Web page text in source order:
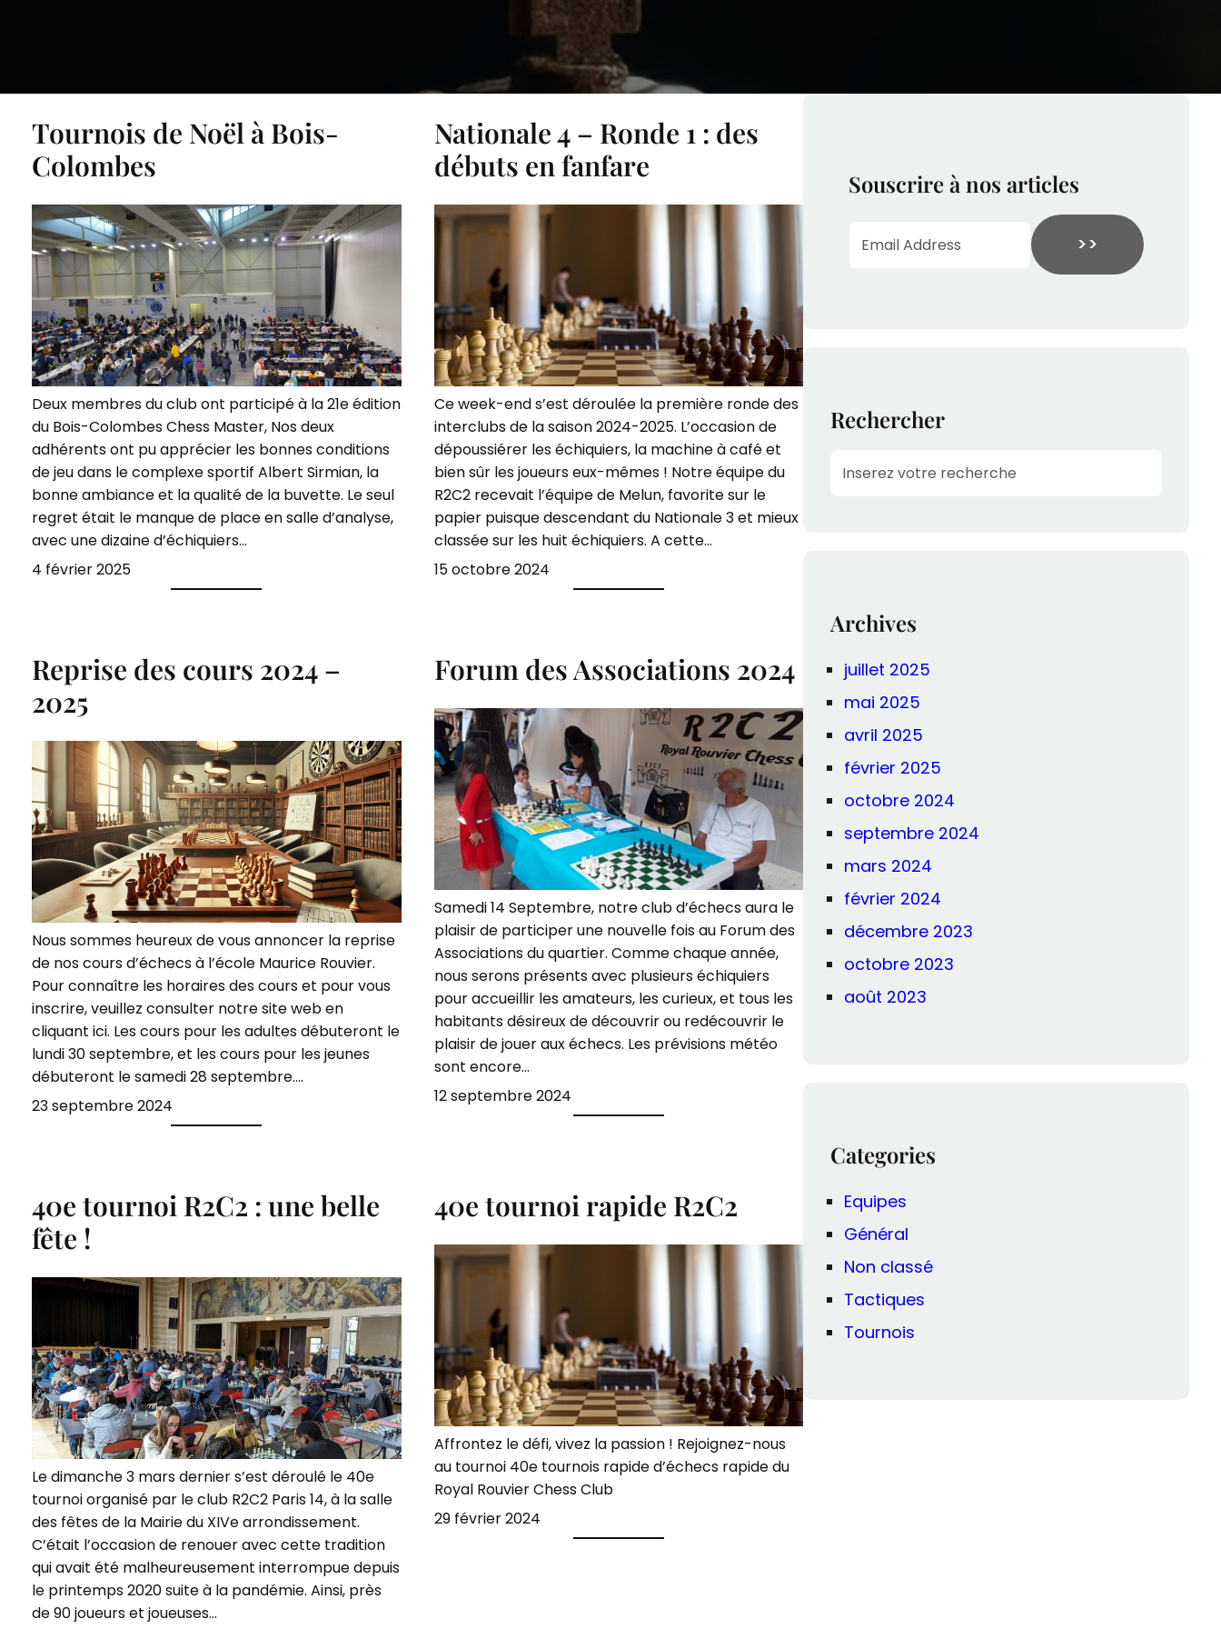
Tournois de Noël à Bois-
Colombes
Deux membres du club ont participé à la 21e édition
du Bois-Colombes Chess Master, Nos deux
adhérents ont pu apprécier les bonnes conditions
de jeu dans le complexe sportif Albert Sirmian, la
bonne ambiance et la qualité de la buvette. Le seul
regret était le manque de place en salle d’analyse,
avec une dizaine d’échiquiers…
4 février 2025
Nationale 4 – Ronde 1 : des
débuts en fanfare
Ce week-end s’est déroulée la première ronde des
interclubs de la saison 2024-2025. L’occasion de
dépoussiérer les échiquiers, la machine à café et
bien sûr les joueurs eux-mêmes ! Notre équipe du
R2C2 recevait l’équipe de Melun, favorite sur le
papier puisque descendant du Nationale 3 et mieux
classée sur les huit échiquiers. A cette…
15 octobre 2024
Reprise des cours 2024 –
2025
Nous sommes heureux de vous annoncer la reprise
de nos cours d’échecs à l’école Maurice Rouvier.
Pour connaître les horaires des cours et pour vous
inscrire, veuillez consulter notre site web en
cliquant ici. Les cours pour les adultes débuteront le
lundi 30 septembre, et les cours pour les jeunes
débuteront le samedi 28 septembre.…
23 septembre 2024
Forum des Associations 2024
Samedi 14 Septembre, notre club d’échecs aura le
plaisir de participer une nouvelle fois au Forum des
Associations du quartier. Comme chaque année,
nous serons présents avec plusieurs échiquiers
pour accueillir les amateurs, les curieux, et tous les
habitants désireux de découvrir ou redécouvrir le
plaisir de jouer aux échecs. Les prévisions météo
sont encore…
12 septembre 2024
40e tournoi R2C2 : une belle
fête !
Le dimanche 3 mars dernier s’est déroulé le 40e
tournoi organisé par le club R2C2 Paris 14, à la salle
des fêtes de la Mairie du XIVe arrondissement.
C’était l’occasion de renouer avec cette tradition
qui avait été malheureusement interrompue depuis
le printemps 2020 suite à la pandémie. Ainsi, près
de 90 joueurs et joueuses…
40e tournoi rapide R2C2
Affrontez le défi, vivez la passion ! Rejoignez-nous
au tournoi 40e tournois rapide d’échecs rapide du
Royal Rouvier Chess Club
29 février 2024
Souscrire à nos articles
Rechercher
Archives
juillet 2025
mai 2025
avril 2025
février 2025
octobre 2024
septembre 2024
mars 2024
février 2024
décembre 2023
octobre 2023
août 2023
Categories
Equipes
Général
Non classé
Tactiques
Tournois